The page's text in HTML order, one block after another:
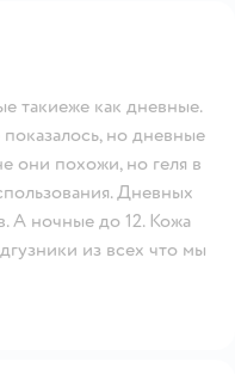
такиеже как дневные.
но дневные
они похожи, но геля в
Дневных
А ночные до 12. Кожа
из всех что мы